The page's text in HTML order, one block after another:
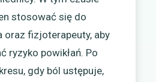
stosować się do
oraz fizjoterapeuty, aby
ryzyko powikłań. Po
gdy ból ustępuje,